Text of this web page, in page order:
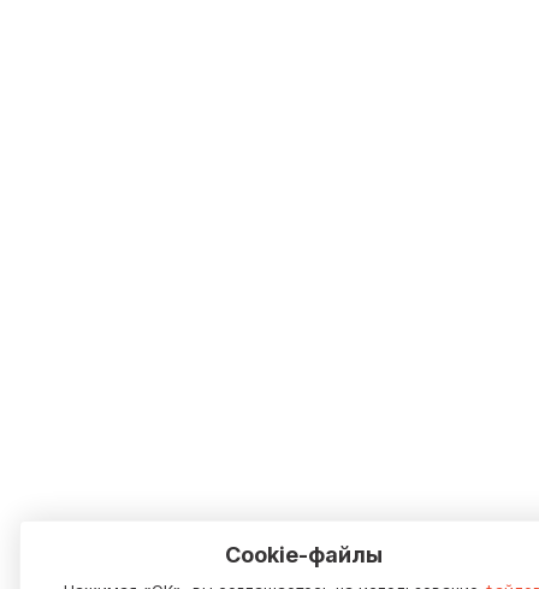
Cookie-файлы